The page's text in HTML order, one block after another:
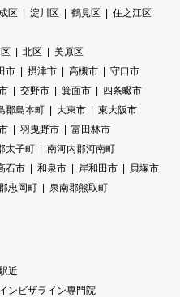
区 淀川区 鶴見区
住之江区
北区
美原区
市 摂津市 高槻市
守口市
交野市 箕面市
四条畷市
郡島本町 大東市
東大阪市
羽曳野市
富田林市
太子町
南河内郡河南町
石市 和泉市 岸和田市
貝塚市
忠岡町
泉南郡熊取町
近
インビザライン専門院